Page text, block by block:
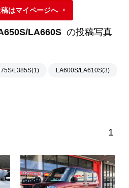
はマイページへ
LA660S の投稿写真
L385S(1) LA600S/LA610S(3)
1